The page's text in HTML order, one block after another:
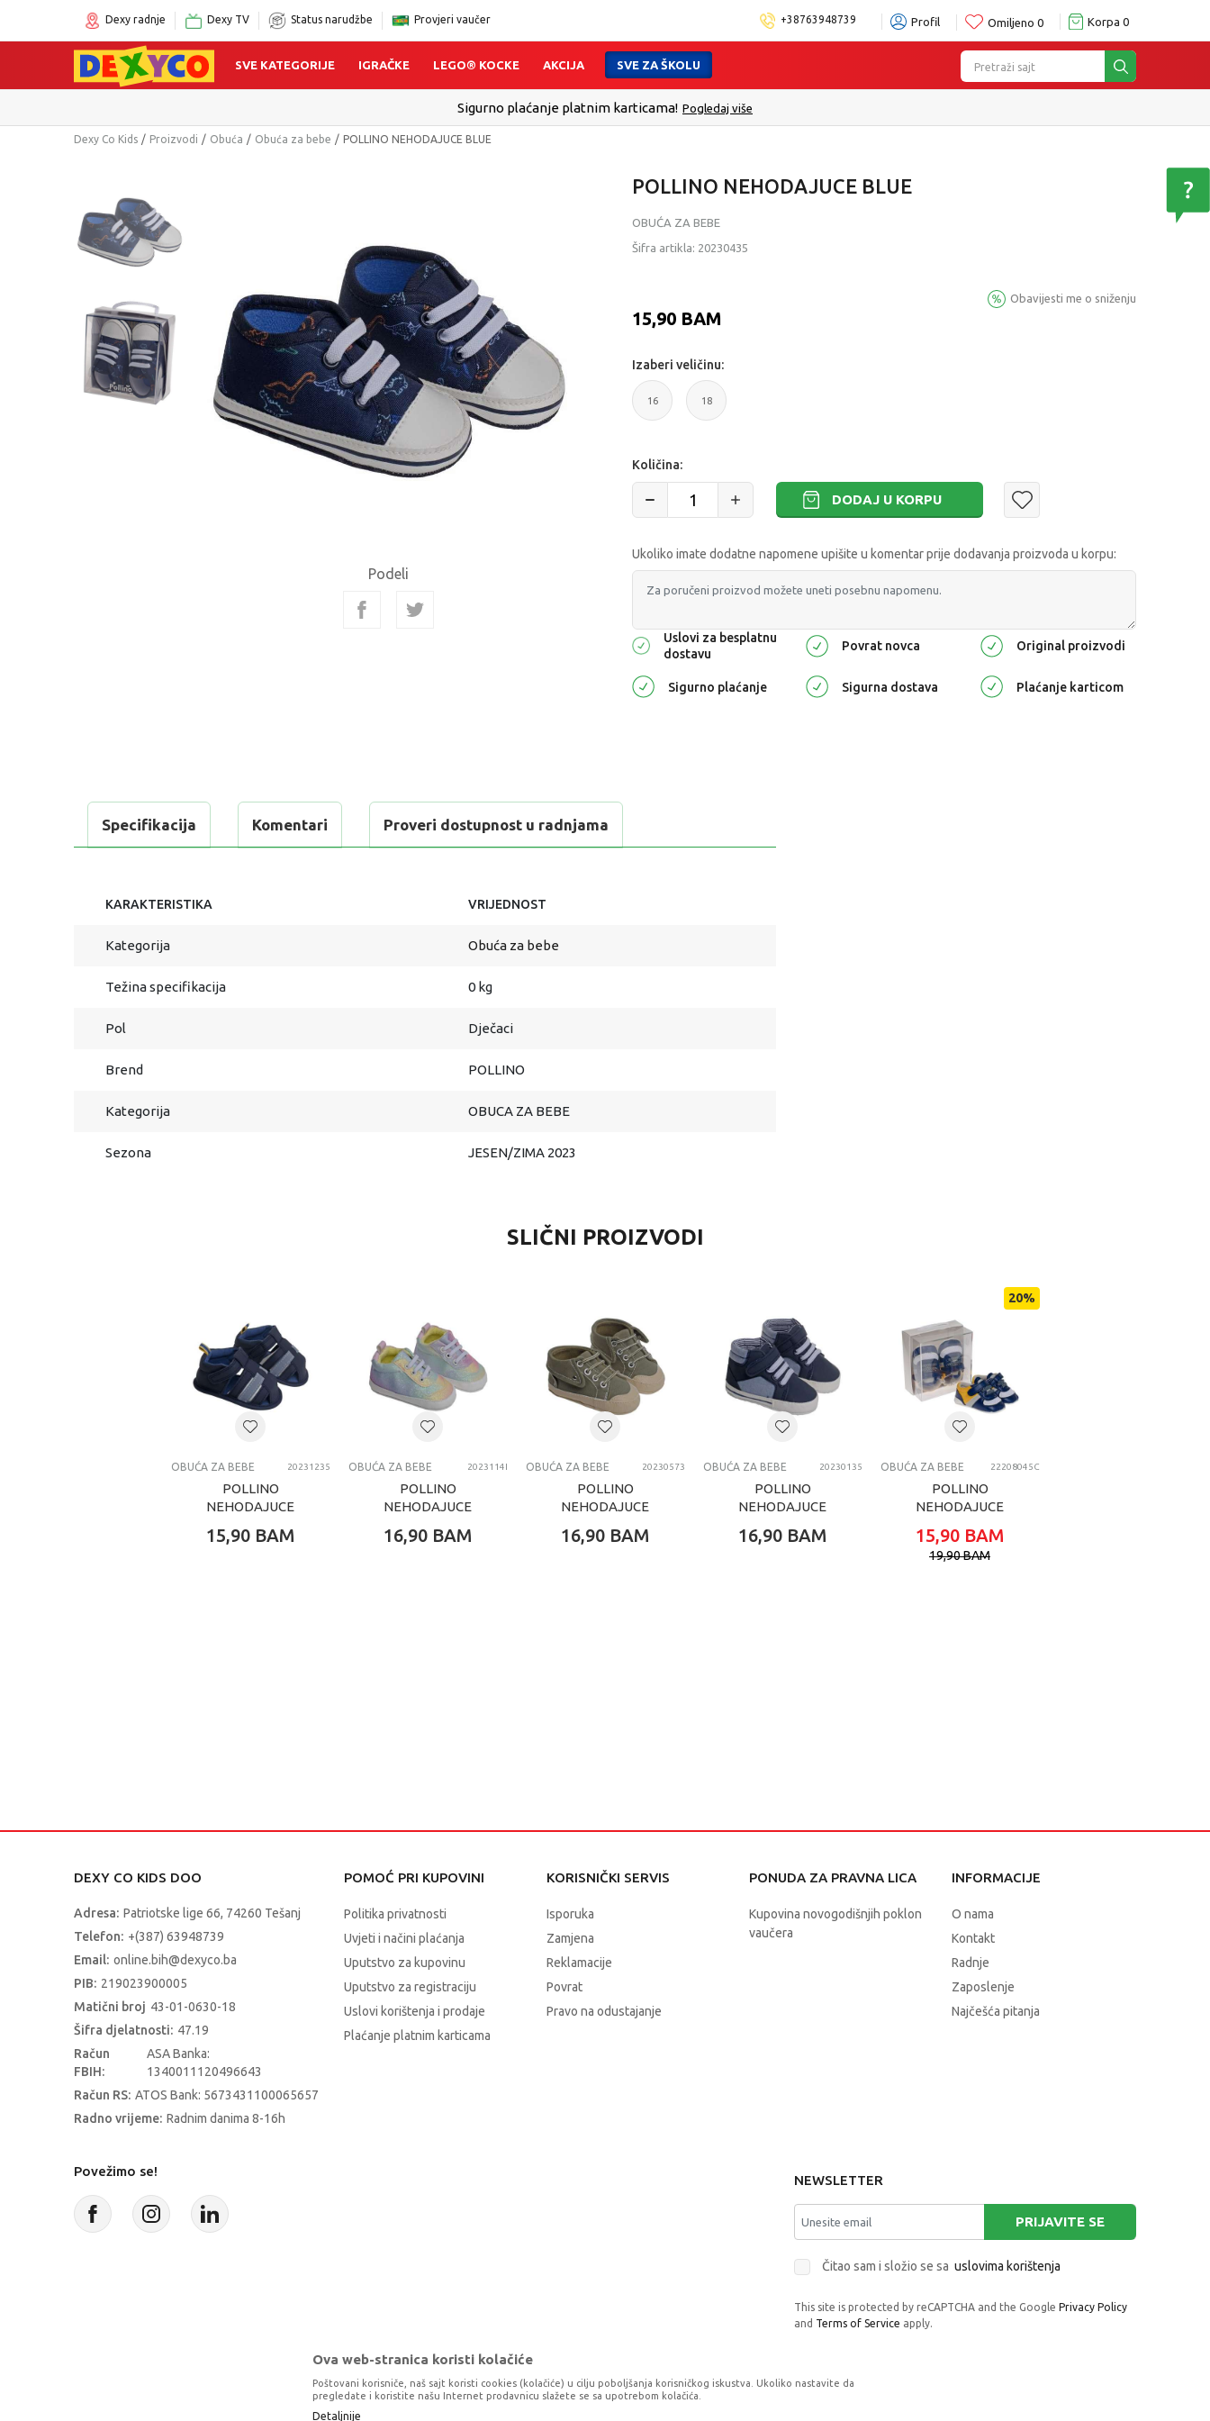
Dexy radnje Dexy TV Status narudžbe Provjeri vaučer +38763948739 Profil Omiljeno 0 Korpa 0
Pretraži sajt
SVE KATEGORIJE IGRAČKE LEGO® KOCKE AKCIJA SVE ZA ŠKOLU
Sigurno plaćanje platnim karticama! Pogledaj više
Dexy Co Kids Proizvodi Obuća Obuća za bebe POLLINO NEHODAJUCE BLUE
Podeli
POLLINO NEHODAJUCE BLUE
OBUĆA ZA BEBE
Šifra artikla: 20230435
15,90 BAM
Obavijesti me o sniženju
Izaberi veličinu:
16 18
Količina:
DODAJ U KORPU
Ukoliko imate dodatne napomene upišite u komentar prije dodavanja proizvoda u korpu:
Uslovi za besplatnu
dostavu
Povrat novca Original proizvodi
Sigurno plaćanje Sigurna dostava Plaćanje karticom
Specifikacija Komentari Proveri dostupnost u radnjama
KARAKTERISTIKA VRIJEDNOST
Kategorija Obuća za bebe
Težina specifikacija 0 kg
Pol Dječaci
Brend POLLINO
Kategorija OBUCA ZA BEBE
Sezona JESEN/ZIMA 2023
SLIČNI PROIZVODI
OBUĆA ZA BEBE 20231235
POLLINO
NEHODAJUCE
15,90 BAM
OBUĆA ZA BEBE 2023114I
POLLINO
NEHODAJUCE
16,90 BAM
OBUĆA ZA BEBE 20230573
POLLINO
NEHODAJUCE
16,90 BAM
OBUĆA ZA BEBE 20230135
POLLINO
NEHODAJUCE
16,90 BAM
20%
OBUĆA ZA BEBE 22208045C
POLLINO
NEHODAJUCE
YELLOW
15,90 BAM
19,90BAM
DEXY CO KIDS DOO
Adresa: Patriotske lige 66, 74260 Tešanj
Telefon: +(387) 63948739
Email: online.bih@dexyco.ba
PIB: 219023900005
Matični broj 43-01-0630-18
Šifra djelatnosti: 47.19
Račun
FBIH:
ASA Banka:
1340011120496643
Račun RS: ATOS Bank: 5673431100065657
Radno vrijeme: Radnim danima 8-16h
POMOĆ PRI KUPOVINI
Politika privatnosti
Uvjeti i načini plaćanja
Uputstvo za kupovinu
Uputstvo za registraciju
Uslovi korištenja i prodaje
Plaćanje platnim karticama
KORISNIČKI SERVIS
Isporuka
Zamjena
Reklamacije
Povrat
Pravo na odustajanje
PONUDA ZA PRAVNA LICA
Kupovina novogodišnjih poklon
vaučera
INFORMACIJE
O nama
Kontakt
Radnje
Zaposlenje
Najčešća pitanja
Povežimo se!
NEWSLETTER
PRIJAVITE SE
Čitao sam i složio se sa uslovima korištenja
This site is protected by reCAPTCHA and the Google Privacy Policy
and Terms of Service apply.
Ova web-stranica koristi kolačiće
Poštovani korisniče, naš sajt koristi cookies (kolačiće) u cilju poboljšanja korisničkog iskustva. Ukoliko nastavite da
pregledate i koristite našu Internet prodavnicu slažete se sa upotrebom kolačića.
Detaljnije